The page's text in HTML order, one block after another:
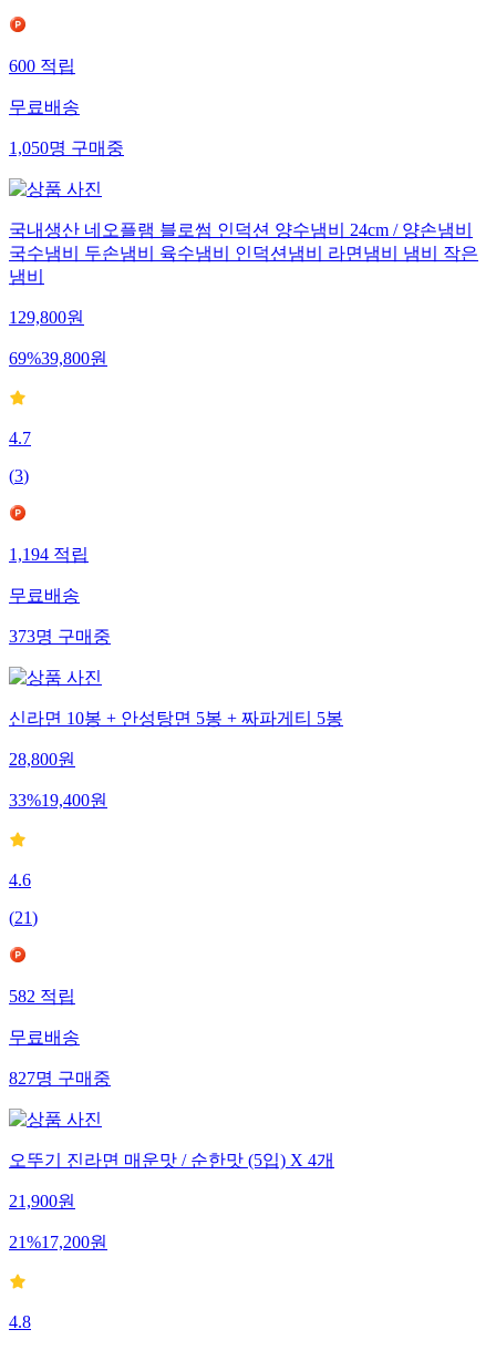
600적립
무료배송
1,050명구매중
국내생산 네오플램 블로썸 인덕션 양수냄비 24cm / 양손냄비
국수냄비 두손냄비 육수냄비 인덕션냄비 라면냄비 냄비 작은
냄비
129,800원
69%39,800원
4.7
(3)
1,194적립
무료배송
373명구매중
신라면 10봉 + 안성탕면 5봉 + 짜파게티 5봉
28,800원
33%19,400원
4.6
(21)
582적립
무료배송
827명구매중
오뚜기 진라면 매운맛 / 순한맛 (5입) X 4개
21,900원
21%17,200원
4.8